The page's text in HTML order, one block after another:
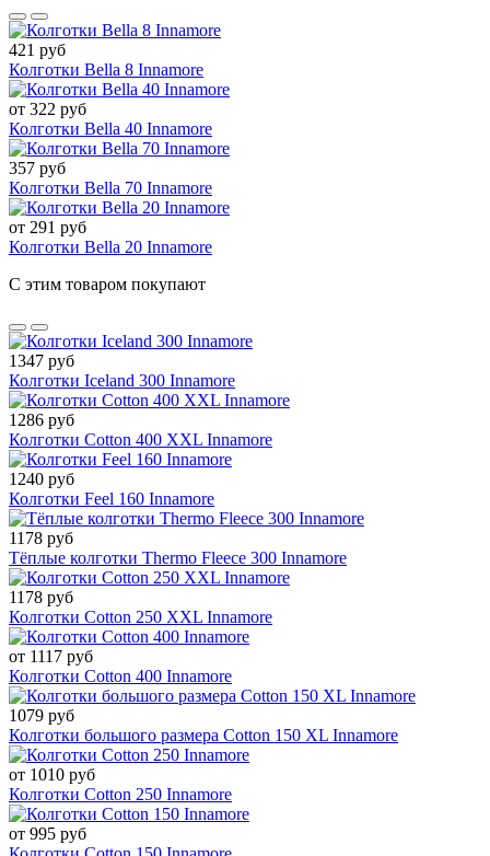
421 руб
Колготки Bella 8 Innamore
от 322 руб
Колготки Bella 40 Innamore
357 руб
Колготки Bella 70 Innamore
от 291 руб
Колготки Bella 20 Innamore
С этим товаром покупают
1347 руб
Колготки Iceland 300 Innamore
1286 руб
Колготки Cotton 400 XXL Innamore
1240 руб
Колготки Feel 160 Innamore
1178 руб
Тёплые колготки Thermo Fleece 300 Innamore
1178 руб
Колготки Cotton 250 XXL Innamore
от 1117 руб
Колготки Cotton 400 Innamore
1079 руб
Колготки большого размера Cotton 150 XL Innamore
от 1010 руб
Колготки Cotton 250 Innamore
от 995 руб